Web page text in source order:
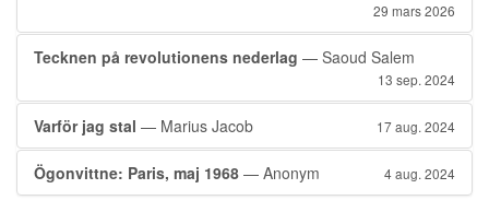
29 mars 2026
Tecknen på revolutionens nederlag — Saoud Salem
13 sep. 2024
Varför jag stal — Marius Jacob 17 aug. 2024
Ögonvittne: Paris, maj 1968 — Anonym 4 aug. 2024